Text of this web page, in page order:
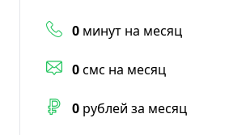
0 минут на месяц
0смс на месяц
0 рублей за месяц